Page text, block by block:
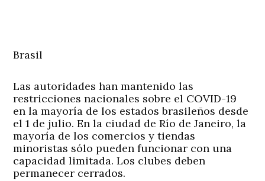
Brasil
Las autoridades han mantenido las
restricciones nacionales sobre el COVID-19
en la mayoría de los estados brasileños desde
el 1 de julio. En la ciudad de Río de Janeiro, la
mayoría de los comercios y tiendas
minoristas sólo pueden funcionar con una
capacidad limitada. Los clubes deben
permanecer cerrados.